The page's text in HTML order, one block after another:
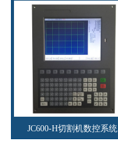
JC600-H切割机数控系统